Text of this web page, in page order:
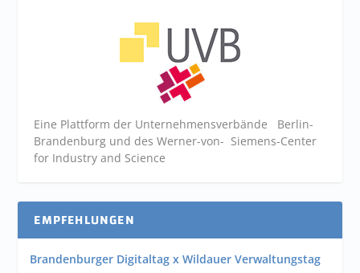
Eine Plattform der Unternehmensverbände Berlin-
Brandenburg und des Werner-von- Siemens-Center
for Industry and Science
EMPFEHLUNGEN
Brandenburger Digitaltag x Wildauer Verwaltungstag